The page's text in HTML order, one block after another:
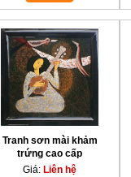
Tranh sơn mài khảm
trứng cao cấp
Giá: Liên hệ